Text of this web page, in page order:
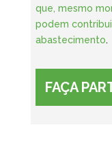
que, mesmo
podem
abastecimento.
FAÇA